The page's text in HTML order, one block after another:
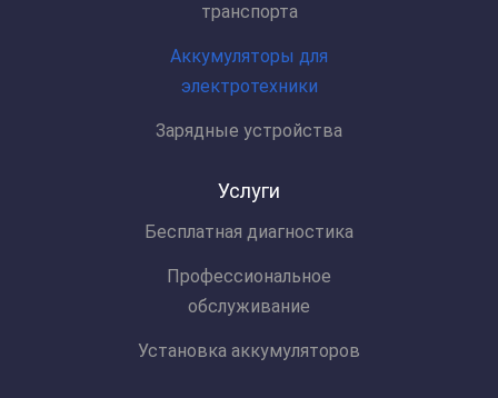
транспорта
Аккумуляторы для
электротехники
Зарядные устройства
Услуги
Бесплатная диагностика
Профессиональное
обслуживание
Установка аккумуляторов